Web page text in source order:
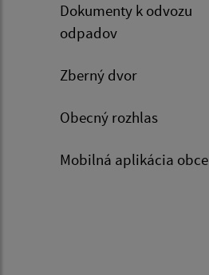
Dokumenty k odvozu
odpadov
Zberný dvor
Obecný rozhlas
Mobilná aplikácia obce